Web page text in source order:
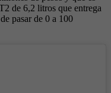
de 6,2 litros que entrega
pasar de 0 a 100